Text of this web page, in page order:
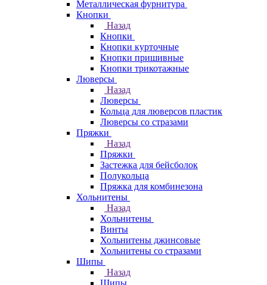
Металлическая фурнитура
Кнопки
Назад
Кнопки
Кнопки курточные
Кнопки пришивные
Кнопки трикотажные
Люверсы
Назад
Люверсы
Кольца для люверсов пластик
Люверсы со стразами
Пряжки
Назад
Пряжки
Застежка для бейсболок
Полукольца
Пряжка для комбинезона
Хольнитены
Назад
Хольнитены
Винты
Хольнитены джинсовые
Хольнитены со стразами
Шипы
Назад
Шипы